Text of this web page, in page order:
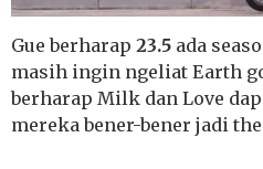
Gue berharap 23.5 ada
masih ingin ngeliat Earth
berharap Milk dan Love
mereka bener-bener jadi